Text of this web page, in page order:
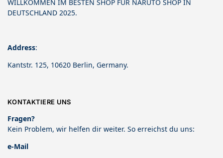
WILLKOMMEN IM BESTEN SHOP FÜR NARUTO SHOP IN
DEUTSCHLAND 2025.
Address:
Kantstr. 125, 10620 Berlin, Germany.
KONTAKTIERE UNS
Fragen?
Kein Problem, wir helfen dir weiter. So erreichst du uns:
e-Mail